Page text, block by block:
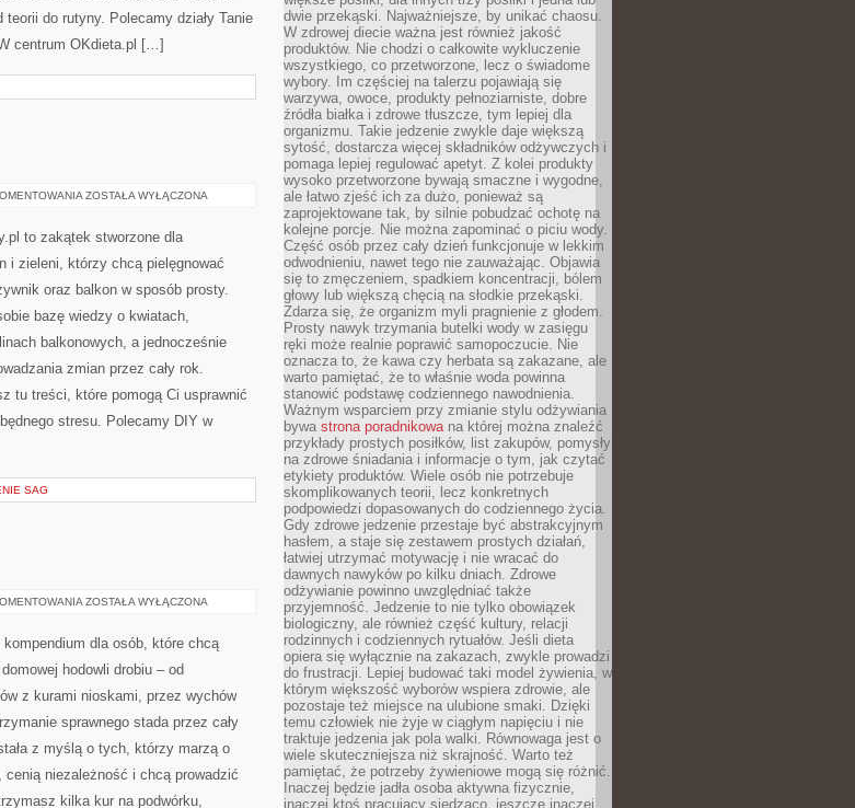
do rutyny. Polecamy działy Tanie
centrum OKdieta.pl […]
TWORZENIE
ZOSTAŁA WYŁĄCZONA
to zakątek stworzone dla
i zieleni, którzy chcą pielęgnować
oraz balkon w sposób prosty.
bazę wiedzy o kwiatach,
balkonowych, a jednocześnie
zmian przez cały rok.
tu treści, które pomogą Ci usprawnić
stresu. Polecamy DIY w
SAG
DIETA
PTAKÓW
ZOSTAŁA WYŁĄCZONA
dla osób, które chcą
hodowli drobiu – od
z kurami nioskami, przez wychów
sprawnego stada przez cały
z myślą o tych, którzy marzą o
cenią niezależność i chcą prowadzić
kilka kur na podwórku,
dwie przekąski. Najważniejsze, by unikać chaosu.
W zdrowej diecie ważna jest również jakość
produktów. Nie chodzi o całkowite wykluczenie
wszystkiego, co przetworzone, lecz o świadome
wybory. Im częściej na talerzu pojawiają się
warzywa, owoce, produkty pełnoziarniste, dobre
źródła białka i zdrowe tłuszcze, tym lepiej dla
organizmu. Takie jedzenie zwykle daje większą
sytość, dostarcza więcej składników odżywczych i
pomaga lepiej regulować apetyt. Z kolei produkty
wysoko przetworzone bywają smaczne i wygodne,
ale łatwo zjeść ich za dużo, ponieważ są
zaprojektowane tak, by silnie pobudzać ochotę na
kolejne porcje. Nie można zapominać o piciu wody.
Część osób przez cały dzień funkcjonuje w lekkim
odwodnieniu, nawet tego nie zauważając. Objawia
się to zmęczeniem, spadkiem koncentracji, bólem
głowy lub większą chęcią na słodkie przekąski.
Zdarza się, że organizm myli pragnienie z głodem.
Prosty nawyk trzymania butelki wody w zasięgu
ręki może realnie poprawić samopoczucie. Nie
oznacza to, że kawa czy herbata są zakazane, ale
warto pamiętać, że to właśnie woda powinna
stanowić podstawę codziennego nawodnienia.
Ważnym wsparciem przy zmianie stylu odżywiania
bywa strona poradnikowana której można znaleźć
przykłady prostych posiłków, list zakupów, pomysły
na zdrowe śniadania i informacje o tym, jak czytać
etykiety produktów. Wiele osób nie potrzebuje
skomplikowanych teorii, lecz konkretnych
podpowiedzi dopasowanych do codziennego życia.
Gdy zdrowe jedzenie przestaje być abstrakcyjnym
hasłem, a staje się zestawem prostych działań,
łatwiej utrzymać motywację i nie wracać do
dawnych nawyków po kilku dniach. Zdrowe
odżywianie powinno uwzględniać także
przyjemność. Jedzenie to nie tylko obowiązek
biologiczny, ale również część kultury, relacji
rodzinnych i codziennych rytuałów. Jeśli dieta
opiera się wyłącznie na zakazach, zwykle prowadzi
do frustracji. Lepiej budować taki model żywienia, w
którym większość wyborów wspiera zdrowie, ale
pozostaje też miejsce na ulubione smaki. Dzięki
temu człowiek nie żyje w ciągłym napięciu i nie
traktuje jedzenia jak pola walki. Równowaga jest o
wiele skuteczniejsza niż skrajność. Warto też
pamiętać, że potrzeby żywieniowe mogą się różnić.
Inaczej będzie jadła osoba aktywna fizycznie,
inaczej ktoś pracujący siedząco, jeszcze inaczej